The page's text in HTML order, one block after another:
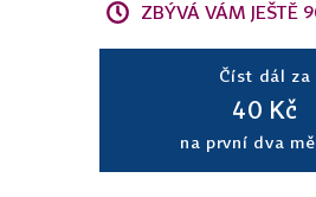
ZBÝVÁ VÁM JEŠTĚ
Číst dál za
40 Kč
na první dva